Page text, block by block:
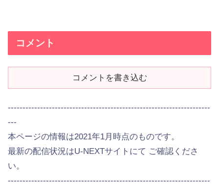
コメント
コメントを書き込む
---------------------------------------------------------------------
---
本ページの情報は2021年1月時点のものです。
最新の配信状況はU-NEXTサイトにて ご確認くださ
い。
---------------------------------------------------------------------